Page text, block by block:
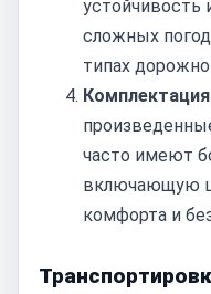
устойчивость
сложных
типах
часто имеют
включающую
комфорта и